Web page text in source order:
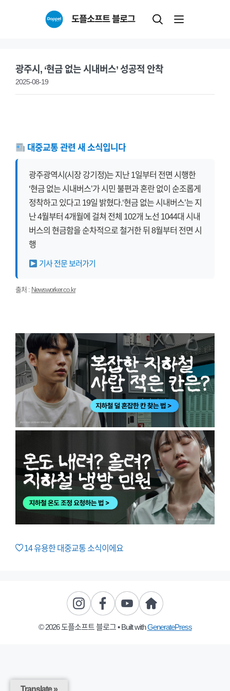
도플소프트 블로그
광주시, ‘현금 없는 시내버스’ 성공적 안착
2025-08-19
대중교통 관련 새 소식입니다
광주광역시(시장 강기정)는 지난 1일부터 전면 시행한
‘현금 없는 시내버스’가 시민 불편과 혼란 없이 순조롭게
정착하고 있다고 19일 밝혔다.‘현금 없는 시내버스’는 지
난 4월부터 4개월에 걸쳐 전체 102개 노선 1044대 시내
버스의 현금함을 순차적으로 철거한 뒤 8월부터 전면 시
행
기사 전문 보러가기
출처 : Newsworker.co.kr
14유용한 대중교통 소식이에요
© 2026 도플소프트 블로그• Built withGeneratePress
Translate »